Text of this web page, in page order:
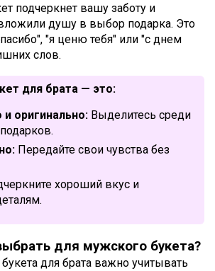
подчеркнет вашу заботу и
душу в выбор подарка. Это
"я ценю тебя" или "с днем
слов.
для брата — это:
оригинально: Выделитесь среди
Передайте свои чувства без
хороший вкус и
для мужского букета?
для брата важно учитывать